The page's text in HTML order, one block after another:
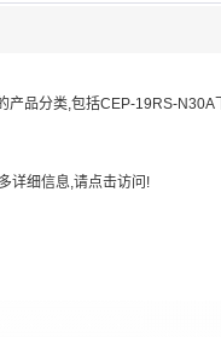
产品分类,包括CEP-19RS-N30A
详细信息,请点击访问!